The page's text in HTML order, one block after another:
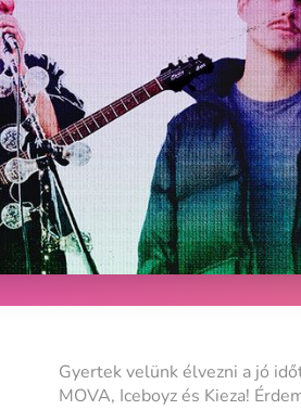
Gyertek velünk élvezni a jó
MOVA, Iceboyz és Kieza!